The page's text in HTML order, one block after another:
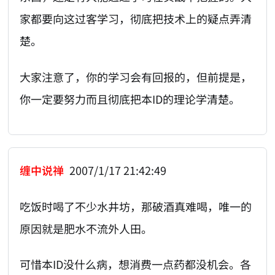
家都要向这过客学习，彻底把技术上的疑点弄清
楚。
大家注意了，你的学习会有回报的，但前提是，
你一定要努力而且彻底把本ID的理论学清楚。
缠中说禅 2007/1/17 21:42:49
吃饭时喝了不少水井坊，那破酒真难喝，唯一的
原因就是肥水不流外人田。
可惜本ID没什么病，想消费一点药都没机会。各